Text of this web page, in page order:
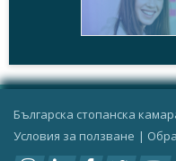
Българска стопанска
Условия за ползване |